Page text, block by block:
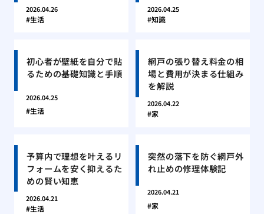
2026.04.26
生活
2026.04.25
知識
初心者が壁紙を自分で貼
るための基礎知識と手順
2026.04.25
生活
網戸の張り替え料金の相
場と費用が決まる仕組み
を解説
2026.04.22
家
予算内で理想を叶えるリ
フォームを安く抑えるた
めの賢い知恵
2026.04.21
生活
突然の落下を防ぐ網戸外
れ止めの修理体験記
2026.04.21
家